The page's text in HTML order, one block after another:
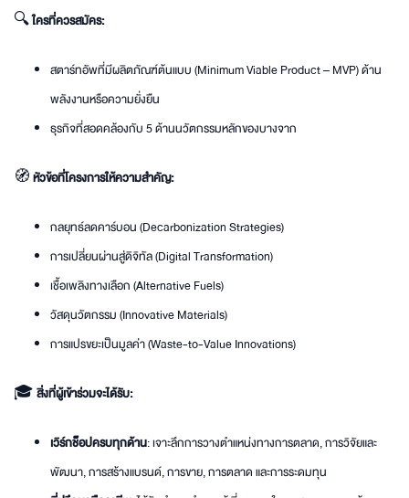
🔍ใครที่ควรสมัคร:
สตาร์ทอัพที่มีผลิตภัณฑ์ต้นแบบ (Minimum Viable Product – MVP) ด้าน
พลังงานหรือความยั่งยืน
ธุรกิจที่สอดคล้องกับ 5 ด้านนวัตกรรมหลักของบางจาก
🧭หัวข้อที่โครงการให้ความสำคัญ:
กลยุทธ์ลดคาร์บอน (Decarbonization Strategies)
การเปลี่ยนผ่านสู่ดิจิทัล (Digital Transformation)
เชื้อเพลิงทางเลือก (Alternative Fuels)
วัสดุนวัตกรรม (Innovative Materials)
การแปรขยะเป็นมูลค่า (Waste-to-Value Innovations)
🎓สิ่งที่ผู้เข้าร่วมจะได้รับ:
เวิร์กช็อปครบทุกด้าน: เจาะลึกการวางตำแหน่งทางการตลาด, การวิจัยและ
พัฒนา, การสร้างแบรนด์, การขาย, การตลาด และการระดมทุน